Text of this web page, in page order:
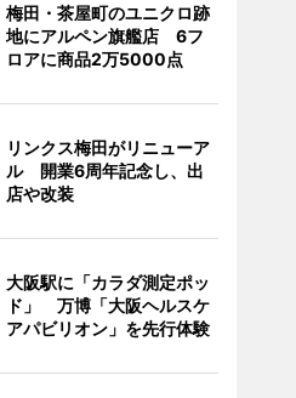
梅田・茶屋町のユニクロ跡
地にアルペン旗艦店 6フ
ロアに商品2万5000点
リンクス梅田がリニューア
ル 開業6周年記念し、出
店や改装
大阪駅に「カラダ測定ポッ
ド」 万博「大阪ヘルスケ
アパビリオン」を先行体験